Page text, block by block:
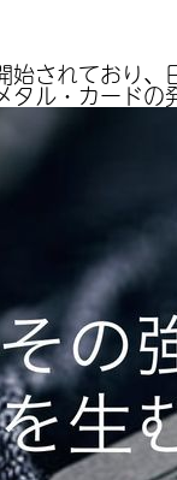
始されており
タル・カードの